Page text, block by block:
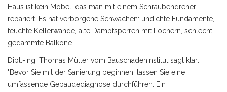
Haus ist kein Möbel, das man mit einem Schraubendreher
repariert. Es hat verborgene Schwächen: undichte Fundamente,
feuchte Kellerwände, alte Dampfsperren mit Löchern, schlecht
gedämmte Balkone.
Dipl.-Ing. Thomas Müller vom Bauschadeninstitut sagt klar:
"Bevor Sie mit der Sanierung beginnen, lassen Sie eine
umfassende Gebäudediagnose durchführen. Ein